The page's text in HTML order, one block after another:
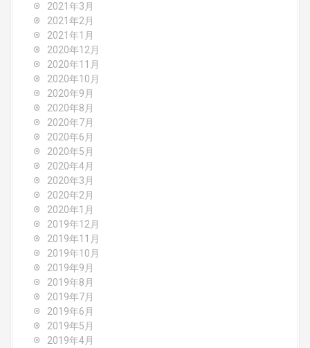
2021年3月
2021年2月
2021年1月
2020年12月
2020年11月
2020年10月
2020年9月
2020年8月
2020年7月
2020年6月
2020年5月
2020年4月
2020年3月
2020年2月
2020年1月
2019年12月
2019年11月
2019年10月
2019年9月
2019年8月
2019年7月
2019年6月
2019年5月
2019年4月